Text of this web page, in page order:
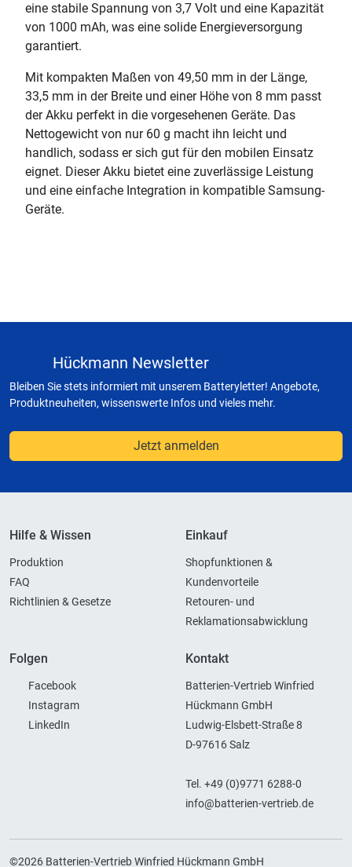
eine stabile Spannung von 3,7 Volt und eine Kapazität
von 1000 mAh, was eine solide Energieversorgung
garantiert.
Mit kompakten Maßen von 49,50 mm in der Länge,
33,5 mm in der Breite und einer Höhe von 8 mm passt
der Akku perfekt in die vorgesehenen Geräte. Das
Nettogewicht von nur 60 g macht ihn leicht und
handlich, sodass er sich gut für den mobilen Einsatz
eignet. Dieser Akku bietet eine zuverlässige Leistung
und eine einfache Integration in kompatible Samsung-
Geräte.
Hückmann Newsletter
Bleiben Sie stets informiert mit unserem Batteryletter! Angebote,
Produktneuheiten, wissenswerte Infos und vieles mehr.
Jetzt anmelden
Hilfe & Wissen
Produktion
FAQ
Richtlinien & Gesetze
Einkauf
Shopfunktionen &
Kundenvorteile
Retouren- und
Reklamationsabwicklung
Folgen
Facebook
Instagram
LinkedIn
Kontakt
Batterien-Vertrieb Winfried
Hückmann GmbH
Ludwig-Elsbett-Straße 8
D-97616 Salz
Tel. +49 (0)9771 6288-0
info@batterien-vertrieb.de
©2026 Batterien-Vertrieb Winfried Hückmann GmbH